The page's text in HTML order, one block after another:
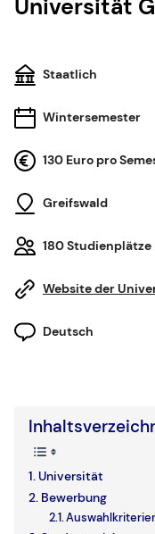
Universität
Staatlich
Wintersemester
130 Euro pro
Greifswald
180 Studienplätze
Website der
Deutsch
Universität
Bewerbung